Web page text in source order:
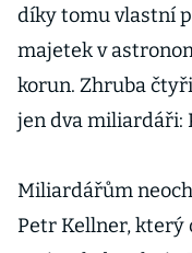
díky tomu vlastní
majetek v
korun. Zhruba
jen dva miliardáři:
Miliardářům
Petr Kellner, který